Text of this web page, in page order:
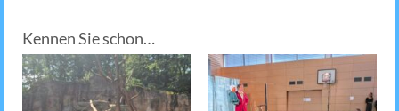
Kennen Sie schon…